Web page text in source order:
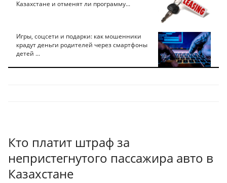
Казахстане и отменят ли программу...
Игры, соцсети и подарки: как мошенники
крадут деньги родителей через смартфоны
детей ...
Кто платит штраф за
непристегнутого пассажира авто в
Казахстане